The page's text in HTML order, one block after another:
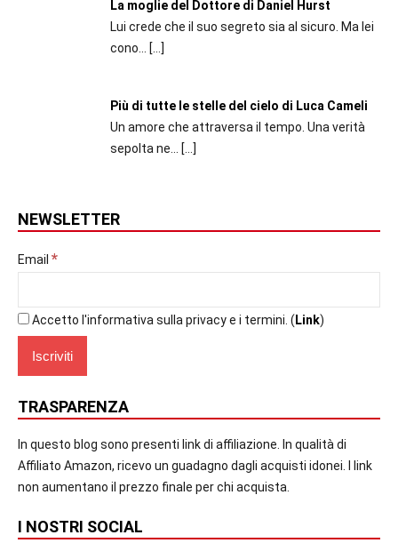
La moglie del Dottore di Daniel Hurst
Lui crede che il suo segreto sia al sicuro. Ma lei
cono...
[…]
Più di tutte le stelle del cielo di Luca Cameli
Un amore che attraversa il tempo. Una verità
sepolta ne...
[…]
NEWSLETTER
Email *
Accetto l'informativa sulla privacy e i termini. ( Link)
TRASPARENZA
In questo blog sono presenti link di affiliazione. In qualità di
Affiliato Amazon, ricevo un guadagno dagli acquisti idonei. I link
non aumentano il prezzo finale per chi acquista.
I NOSTRI SOCIAL